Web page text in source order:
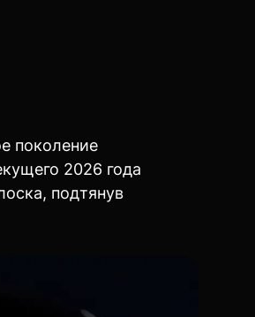
поколение
2026 года
подтянув